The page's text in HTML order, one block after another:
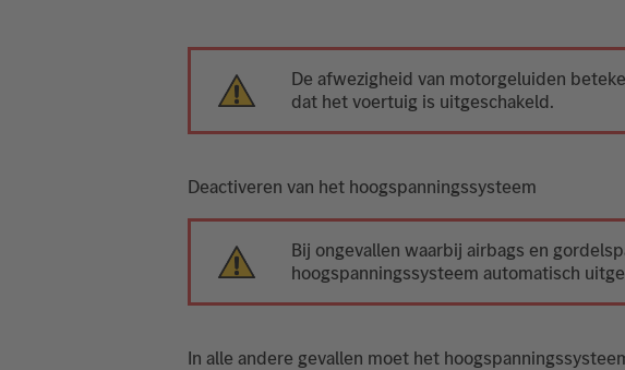
De afwezigheid van motorgeluiden
dat het voertuig is uitgeschakeld.
Deactiveren van het hoogspanningssysteem
Bij ongevallen waarbij airbags en
hoogspanningssysteem automatisch
In alle andere gevallen moet het